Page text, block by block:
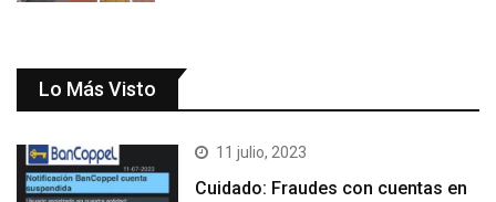
Lo Más Visto
11 julio, 2023
Cuidado: Fraudes con cuentas en